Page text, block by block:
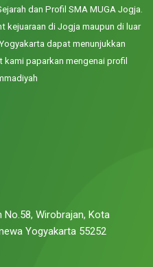
dan Profil SMA MUGA Jogja.
kejuaraan di Jogja maupun di luar
dapat menunjukkan
paparkan mengenai profil
No.58, Wirobrajan, Kota
Yogyakarta 55252